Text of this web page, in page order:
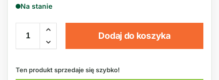
Na stanie
Dodaj do koszyka
Ten produkt sprzedaje się szybko!